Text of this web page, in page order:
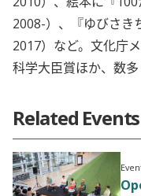
2008-）、『ゆびさき
2017）など。文化庁
科学大臣賞ほか、数多
Related Events